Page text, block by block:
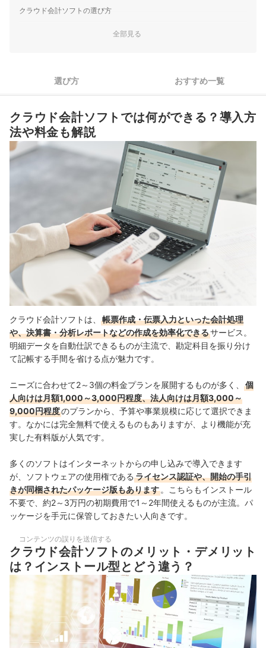
つである会計ワークスはインボイス制度、 電子帳簿保存法に
サクセス｜パワフル会計 公益
パワフル会計・公益の販売を開始しました。公益法人ならで
はの必要な機能を標準搭載しているのが特徴です。
クラウド会計ソフトの選び方
法改正やe-Tax申請に対応しているのは大前提。ただし念のため
4
サポートの手厚さも重要。電話や画面共有で相談できるものが
ベター
5 連携できるツールもあわせて確認しよう
続けやすい価格のプランを選択しよう。迷ったら標準プランが
おすすめのクラウド会計ソフト13選
全部見る
選び方 おすすめ一覧
クラウド会計ソフトでは何ができる？導入方
法や料金も解説
クラウド会計ソフトは、
帳票作成・伝票入力といった会計処理
や、決算書・分析レポートなどの作成を効率化できるサービス。
明細データを自動仕訳できるものが主流で、勘定科目を振り分け
て記帳する手間を省ける点が魅力です。
ニーズに合わせて2～3個の料金プランを展開するものが多く、
個
人向けは月額1,000～3,000円程度、法人向けは月額3,000～
9,000円程度のプランから、予算や事業規模に応じて選択できま
す。なかには完全無料で使えるものもありますが、より機能が充
実した有料版が人気です。
多くのソフトはインターネットからの申し込みで導入できます
が、ソフトウェアの使用権である ライセンス認証や、開始の手引
きが同梱されたパッケージ版もあります 。こちらもインストール
不要で、約2～3万円の初期費用で1～2年間使えるものが主流。パ
ッケージを手元に保管しておきたい人向きです。
コンテンツの誤りを送信する
クラウド会計ソフトのメリット・デメリット
は？インストール型とどう違う？